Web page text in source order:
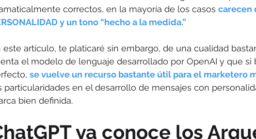
correctos, en la mayoría de los casos carecen
y un tono “hecho a la medida.”
este artículo, te platicaré sin embargo, de una cualidad
el modelo de lenguaje desarrollado por OpenAI y que si
se vuelve un recurso bastante útil para el marketero
particularidades en el desarrollo de mensajes con
bien definida.
ya conoce los